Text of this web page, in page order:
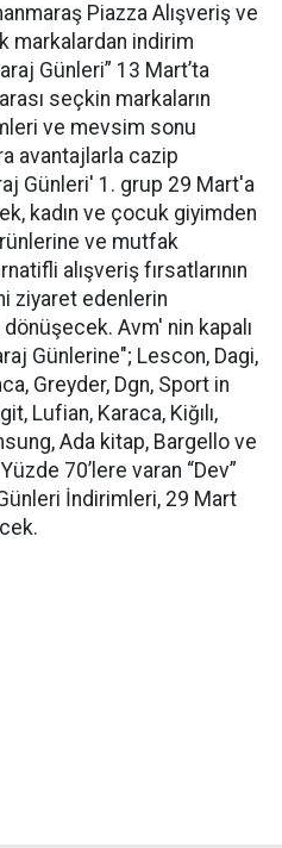
Piazza Alışveriş ve
markalardan indirim
Günleri” 13 Mart’ta
seçkin markaların
ve mevsim sonu
avantajlarla cazip
Günleri' 1. grup 29 Mart'a
kadın ve çocuk giyimden
ve mutfak
alışveriş fırsatlarının
ziyaret edenlerin
Avm' nin kapalı
Günlerine"; Lescon, Dagi,
Greyder, Dgn, Sport in
Lufian, Karaca, Kiğılı,
Ada kitap, Bargello ve
70’lere varan “Dev”
İndirimleri, 29 Mart